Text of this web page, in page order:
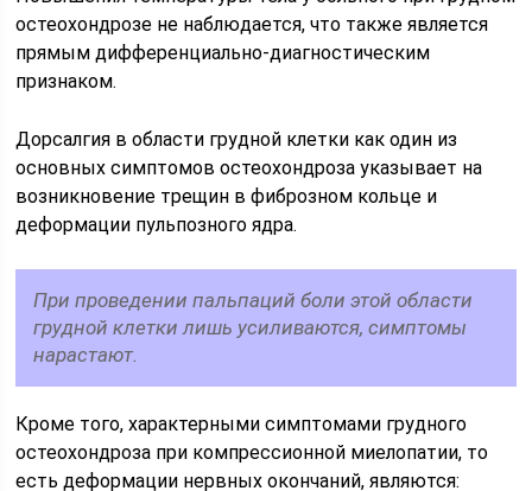
остеохондрозе не наблюдается, что также является
прямым дифференциально-диагностическим
признаком.
Дорсалгия в области грудной клетки как один из
основных симптомов остеохондроза указывает на
возникновение трещин в фиброзном кольце и
деформации пульпозного ядра.
При проведении пальпаций боли этой области
грудной клетки лишь усиливаются, симптомы
нарастают.
Кроме того, характерными симптомами грудного
остеохондроза при компрессионной миелопатии, то
есть деформации нервных окончаний, являются: